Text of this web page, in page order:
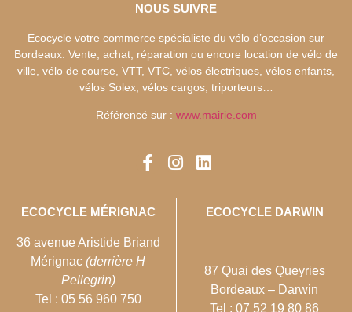
NOUS SUIVRE
Ecocycle votre commerce spécialiste du vélo d’occasion sur
Bordeaux. Vente, achat, réparation ou encore location de vélo de
ville, vélo de course, VTT, VTC, vélos électriques, vélos enfants,
vélos Solex, vélos cargos, triporteurs…
Référencé sur : www.mairie.com
ECOCYCLE MÉRIGNAC
36 avenue Aristide Briand
Mérignac (derrière H
Pellegrin)
Tel : 05 56 960 750
ECOCYCLE DARWIN
87 Quai des Queyries
Bordeaux – Darwin
Tel : 07 52 19 80 86